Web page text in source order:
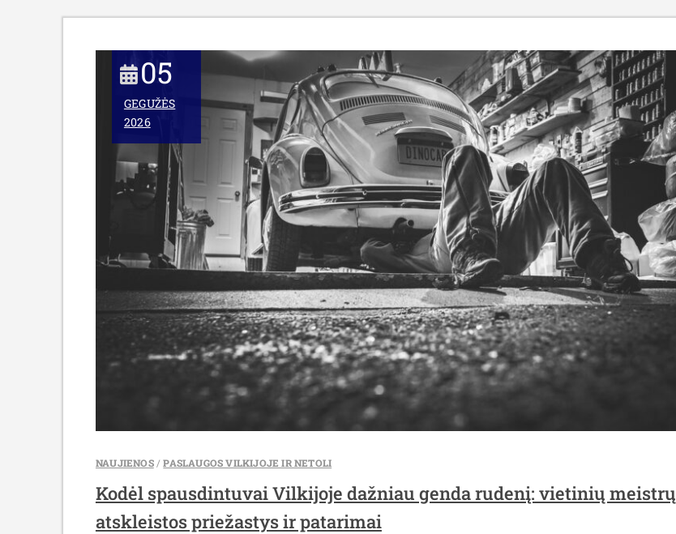
VILNIUJE:
PRAKTINIS
VADOVAS
KIEKVIENAM”
05
GEGUŽĖS
2026
NAUJIENOS/PASLAUGOS VILKIJOJE IR NETOLI
Kodėl spausdintuvai Vilkijoje dažniau genda rudenį: vietinių meistrų
atskleistos priežastys ir patarimai